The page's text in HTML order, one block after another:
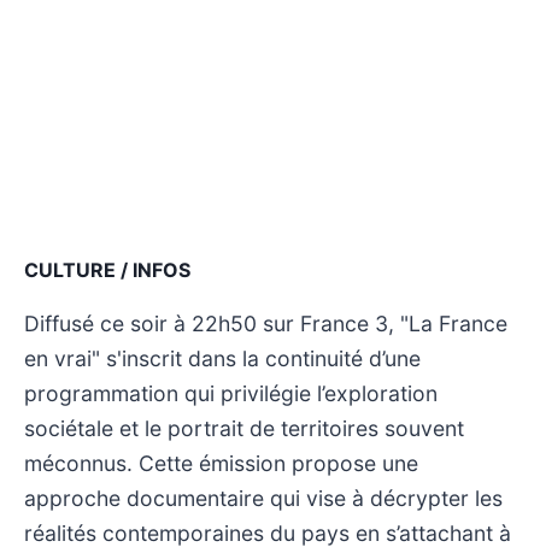
CULTURE / INFOS
Diffusé ce soir à 22h50 sur France 3, "La France
en vrai" s'inscrit dans la continuité d’une
programmation qui privilégie l’exploration
sociétale et le portrait de territoires souvent
méconnus. Cette émission propose une
approche documentaire qui vise à décrypter les
réalités contemporaines du pays en s’attachant à